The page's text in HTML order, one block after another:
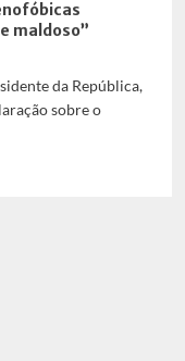
maldoso”
da República,
sobre o